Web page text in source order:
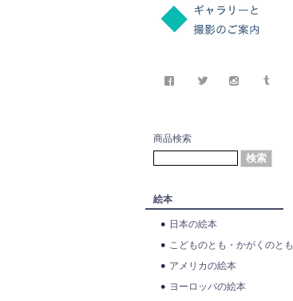
商品検索
絵本
日本の絵本
こどものとも・かがくのとも
アメリカの絵本
ヨーロッパの絵本